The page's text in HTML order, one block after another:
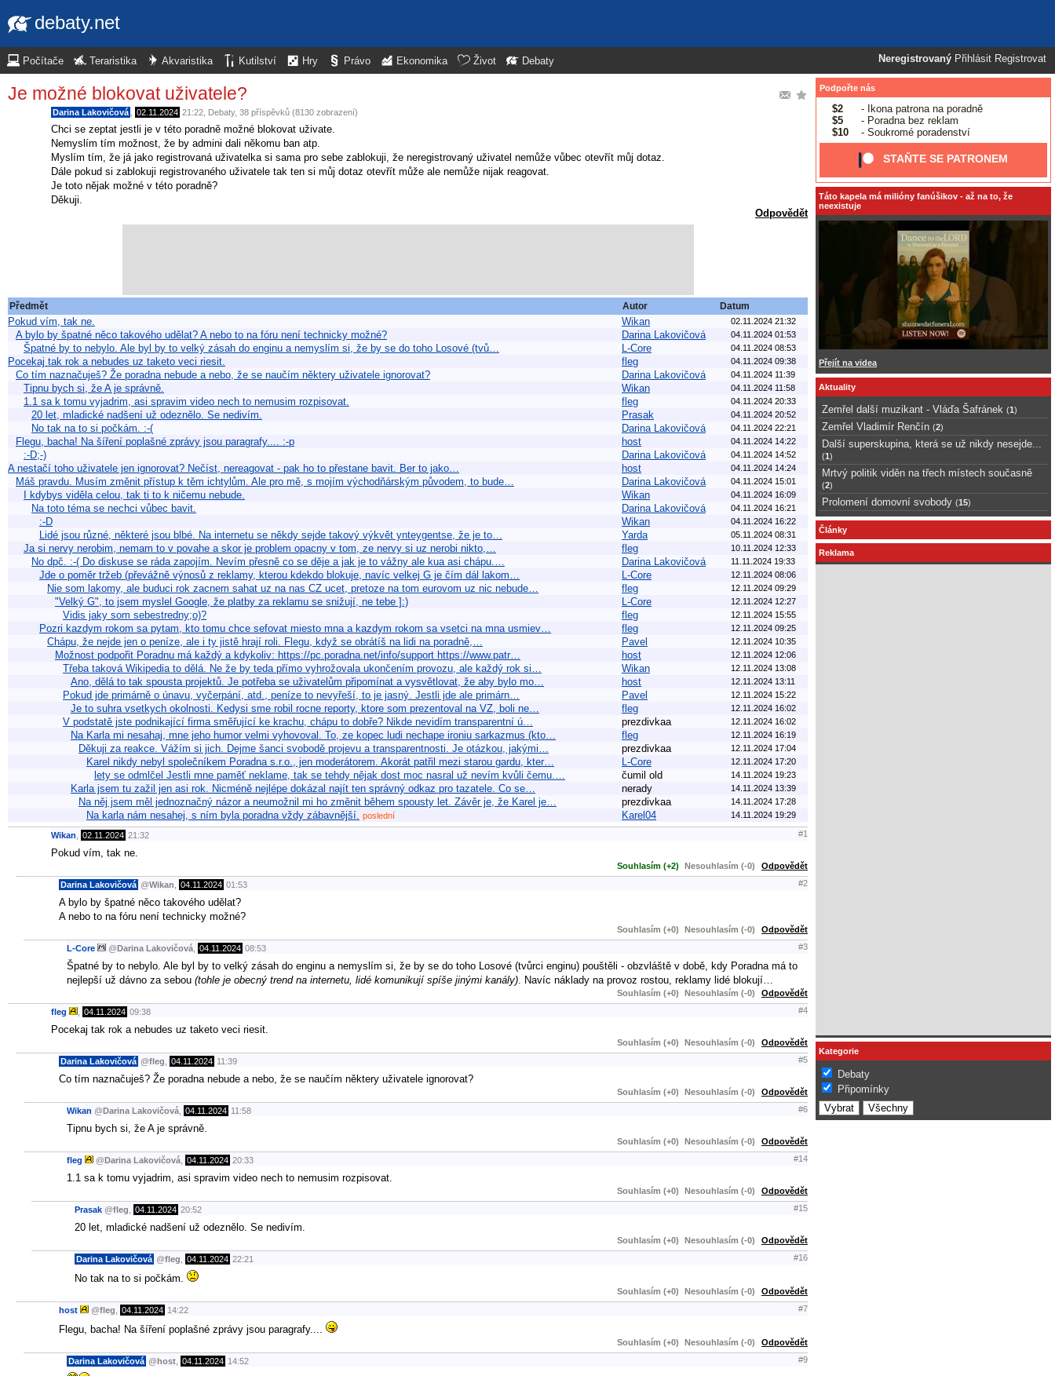
debaty.net
Neregistrovaný Přihlásit Registrovat
Počítače Teraristika Akvaristika Kutilství Hry Právo Ekonomika Život Debaty
Je možné blokovat uživatele?
Darina Lakovičová 02.11.2024 21:22 Debaty, 38 příspěvků (8130 zobrazení)
Chci se zeptat jestli je v této poradně možné blokovat uživate.
Nemyslím tím možnost, že by admini dali někomu ban atp.
Myslím tím, že já jako registrovaná uživatelka si sama pro sebe zablokuji, že neregistrovaný uživatel nemůže vůbec otevřít můj dotaz.
Dále pokud si zablokuji registrovaného uživatele tak ten si můj dotaz otevřít může ale nemůže nijak reagovat.
Je toto nějak možné v této poradně?
Děkuji.
Odpovědět
Předmět Autor Datum
Pokud vím, tak ne. Wikan 02.11.2024 21:32
A bylo by špatné něco takového udělat? A nebo to na fóru není technicky možné? Darina Lakovičová 04.11.2024 01:53
Špatné by to nebylo. Ale byl by to velký zásah do enginu a nemyslím si, že by se do toho Losové (tvů… L-Core 04.11.2024 08:53
Pocekaj tak rok a nebudes uz taketo veci riesit. fleg 04.11.2024 09:38
Co tím naznačuješ? Že poradna nebude a nebo, že se naučím některy uživatele ignorovat? Darina Lakovičová 04.11.2024 11:39
Tipnu bych si, že A je správně. Wikan 04.11.2024 11:58
1.1 sa k tomu vyjadrim, asi spravim video nech to nemusim rozpisovat. fleg 04.11.2024 20:33
20 let, mladické nadšení už odeznělo. Se nedivím. Prasak 04.11.2024 20:52
No tak na to si počkám. :-( Darina Lakovičová 04.11.2024 22:21
Flegu, bacha! Na šíření poplašné zprávy jsou paragrafy.... :-p host 04.11.2024 14:22
:-D;-) Darina Lakovičová 04.11.2024 14:52
A nestačí toho uživatele jen ignorovat? Nečíst, nereagovat - pak ho to přestane bavit. Ber to jako… host 04.11.2024 14:24
Máš pravdu. Musím změnit přístup k těm ichtylům. Ale pro mě, s mojím východňárským původem, to bude… Darina Lakovičová 04.11.2024 15:01
I kdybys viděla celou, tak ti to k ničemu nebude. Wikan 04.11.2024 16:09
Na toto téma se nechci vůbec bavit. Darina Lakovičová 04.11.2024 16:21
:-D Wikan 04.11.2024 16:22
Lidé jsou různé, některé jsou blbé. Na internetu se někdy sejde takový výkvět ynteygentse, že je to… Yarda 05.11.2024 08:31
Ja si nervy nerobim, nemam to v povahe a skor je problem opacny v tom, ze nervy si uz nerobi nikto,… fleg 10.11.2024 12:33
No dpč. :-( Do diskuse se ráda zapojím. Nevím přesně co se děje a jak je to vážny ale kua asi chápu.… Darina Lakovičová 11.11.2024 19:33
Jde o poměr tržeb (převážně výnosů z reklamy, kterou kdekdo blokuje, navíc velkej G je čím dál lakom… L-Core 12.11.2024 08:06
Nie som lakomy, ale buduci rok zacnem sahat uz na nas CZ ucet, pretoze na tom eurovom uz nic nebude… fleg 12.11.2024 09:29
"Velký G", to jsem myslel Google, že platby za reklamu se snižují, ne tebe ]:) L-Core 12.11.2024 12:27
Vidis jaky som sebestredny;o)? fleg 12.11.2024 15:55
Pozri kazdym rokom sa pytam, kto tomu chce sefovat miesto mna a kazdym rokom sa vsetci na mna usmiev… fleg 12.11.2024 09:25
Chápu, že nejde jen o peníze, ale i ty jistě hrají roli. Flegu, když se obrátíš na lidi na poradně,… Pavel 12.11.2024 10:35
Možnost podpořit Poradnu má každý a kdykoliv: https://pc.poradna.net/info/support https://www.patr… host 12.11.2024 12:06
Třeba taková Wikipedia to dělá. Ne že by teda přímo vyhrožovala ukončením provozu, ale každý rok si… Wikan 12.11.2024 13:08
Ano, dělá to tak spousta projektů. Je potřeba se uživatelům připomínat a vysvětlovat, že aby bylo mo… host 12.11.2024 13:11
Pokud jde primárně o únavu, vyčerpání, atd., peníze to nevyřeší, to je jasný. Jestli jde ale primárn… Pavel 12.11.2024 15:22
Je to suhra vsetkych okolnosti. Kedysi sme robil rocne reporty, ktore som prezentoval na VZ, boli ne… fleg 12.11.2024 16:02
V podstatě jste podnikající firma směřující ke krachu, chápu to dobře? Nikde nevidím transparentní ú… prezdivkaa 12.11.2024 16:02
Na Karla mi nesahaj, mne jeho humor velmi vyhovoval. To, ze kopec ludi nechape ironiu sarkazmus (kto… fleg 12.11.2024 16:19
Děkuji za reakce. Vážím si jich. Dejme šanci svobodě projevu a transparentnosti. Je otázkou, jakými… prezdivkaa 12.11.2024 17:04
Karel nikdy nebyl společníkem Poradna s.r.o., jen moderátorem. Akorát patřil mezi starou gardu, kter… L-Core 12.11.2024 17:20
lety se odmlčel Jestli mne paměť neklame, tak se tehdy nějak dost moc nasral už nevím kvůli čemu.… čumil old 14.11.2024 19:23
Karla jsem tu zažil jen asi rok. Nicméně nejlépe dokázal najít ten správný odkaz pro tazatele. Co se… nerady 14.11.2024 13:39
Na něj jsem měl jednoznačný názor a neumožnil mi ho změnit během spousty let. Závěr je, že Karel je… prezdivkaa 14.11.2024 17:28
Na karla nám nesahej, s ním byla poradna vždy zábavnější. poslední Karel04 14.11.2024 19:29
Wikan 02.11.2024 21:32 #1
Pokud vím, tak ne.
Souhlasím (+2) Nesouhlasím (-0) Odpovědět
Darina Lakovičová @Wikan 04.11.2024 01:53 #2
A bylo by špatné něco takového udělat?
A nebo to na fóru není technicky možné?
Souhlasím (+0) Nesouhlasím (-0) Odpovědět
L-Core @Darina Lakovičová 04.11.2024 08:53 #3
Špatné by to nebylo. Ale byl by to velký zásah do enginu a nemyslím si, že by se do toho Losové (tvůrci enginu) pouštěli - obzvláště v době, kdy Poradna má to
nejlepší už dávno za sebou (tohle je obecný trend na internetu, lidé komunikují spíše jinými kanály) . Navíc náklady na provoz rostou, reklamy lidé blokují…
Souhlasím (+0) Nesouhlasím (-0) Odpovědět
fleg 04.11.2024 09:38 #4
Pocekaj tak rok a nebudes uz taketo veci riesit.
Souhlasím (+0) Nesouhlasím (-0) Odpovědět
Darina Lakovičová @fleg 04.11.2024 11:39 #5
Co tím naznačuješ? Že poradna nebude a nebo, že se naučím některy uživatele ignorovat?
Souhlasím (+0) Nesouhlasím (-0) Odpovědět
Wikan @Darina Lakovičová 04.11.2024 11:58 #6
Tipnu bych si, že A je správně.
Souhlasím (+0) Nesouhlasím (-0) Odpovědět
fleg @Darina Lakovičová 04.11.2024 20:33 #14
1.1 sa k tomu vyjadrim, asi spravim video nech to nemusim rozpisovat.
Souhlasím (+0) Nesouhlasím (-0) Odpovědět
Prasak @fleg 04.11.2024 20:52 #15
20 let, mladické nadšení už odeznělo. Se nedivím.
Souhlasím (+0) Nesouhlasím (-0) Odpovědět
Darina Lakovičová @fleg 04.11.2024 22:21 #16
No tak na to si počkám.
Souhlasím (+0) Nesouhlasím (-0) Odpovědět
host @fleg 04.11.2024 14:22 #7
Flegu, bacha! Na šíření poplašné zprávy jsou paragrafy....
Souhlasím (+0) Nesouhlasím (-0) Odpovědět
Darina Lakovičová @host 04.11.2024 14:52 #9
Podpořte nás
$2
- Ikona patrona na poradně
$5
- Poradna bez reklam
$10
- Soukromé poradenství
STAŇTE SE PATRONEM
Táto kapela má milióny fanúšikov - až na to, že
neexistuje
Přejít na videa
Aktuality
Zemřel další muzikant - Vláďa Šafránek (1 )
Zemřel Vladimír Renčín (2)
Další superskupina, která se už nikdy nesejde...
(1 )
Mrtvý politik viděn na třech místech současně
(2)
Prolomení domovní svobody (15)
Články
Reklama
Kategorie
Debaty
Připomínky